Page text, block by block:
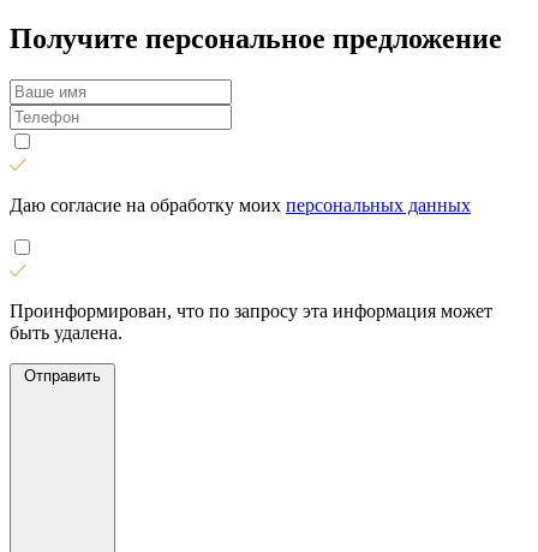
Получите персональное предложение
Даю согласие на обработку моих персональных данных
Проинформирован, что по запросу эта информация может
быть удалена.
Отправить